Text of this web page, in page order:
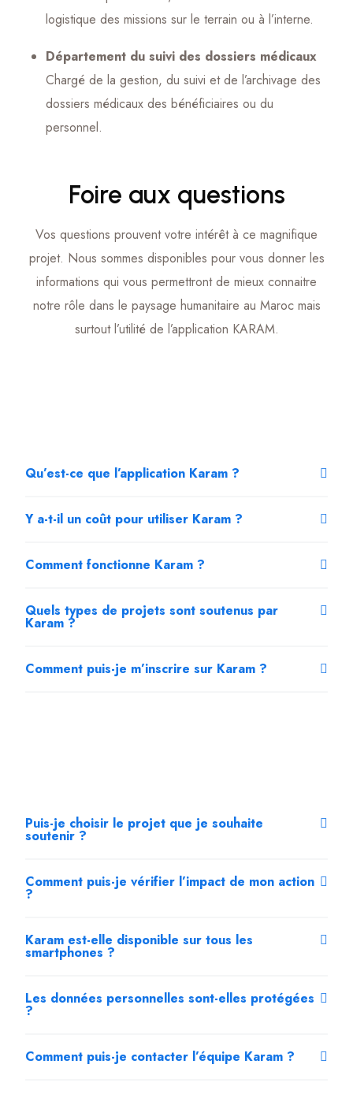
logistique des missions sur le terrain ou à l’interne.
Département du suivi des dossiers médicaux
Chargé de la gestion, du suivi et de l’archivage des
dossiers médicaux des bénéficiaires ou du
personnel.
Foire aux questions
Vos questions prouvent votre intérêt à ce magnifique
projet. Nous sommes disponibles pour vous donner les
informations qui vous permettront de mieux connaitre
notre rôle dans le paysage humanitaire au Maroc mais
surtout l’utilité de l’application KARAM.
Qu’est-ce que l’application Karam ?
Y a-t-il un coût pour utiliser Karam ?
Comment fonctionne Karam ?
Quels types de projets sont soutenus par
Karam ?
Comment puis-je m’inscrire sur Karam ?
Puis-je choisir le projet que je souhaite
soutenir ?
Comment puis-je vérifier l’impact de mon action
?
Karam est-elle disponible sur tous les
smartphones ?
Les données personnelles sont-elles protégées
?
Comment puis-je contacter l’équipe Karam ?